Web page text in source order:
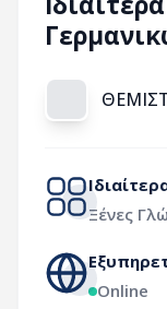
Ξένες
Online